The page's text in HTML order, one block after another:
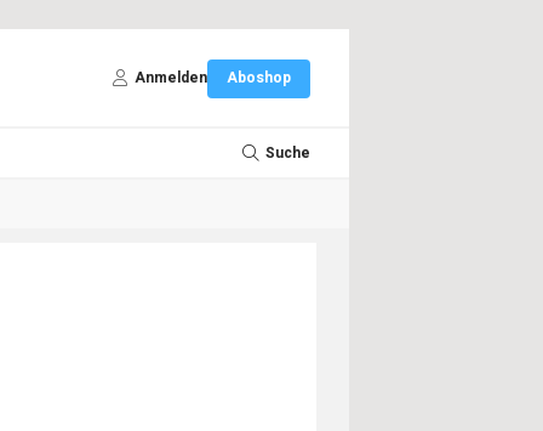
Anmelden Aboshop
Suche